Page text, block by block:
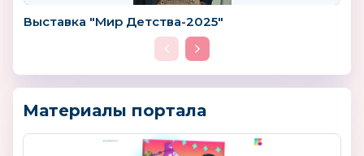
Выставка "Мир Детства-2025"
Материалы портала